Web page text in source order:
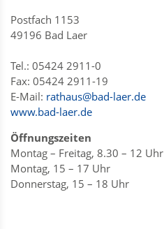
Postfach 1153
49196 Bad Laer
Tel.: 05424 2911-0
Fax: 05424 2911-19
E-Mail: rathaus@bad-laer.de
www.bad-laer.de
Öffnungszeiten
Montag – Freitag, 8.30 – 12 Uhr
Montag, 15 – 17 Uhr
Donnerstag, 15 – 18 Uhr